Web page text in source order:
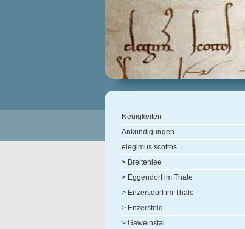
Neuigkeiten
Ankündigungen
elegimus scottos
> Breitenlee
> Eggendorf im Thale
> Enzersdorf im Thale
> Enzersfeld
> Gaweinstal